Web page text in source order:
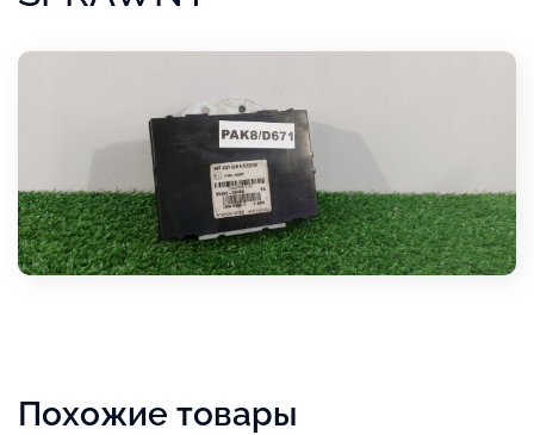
Похожие товары